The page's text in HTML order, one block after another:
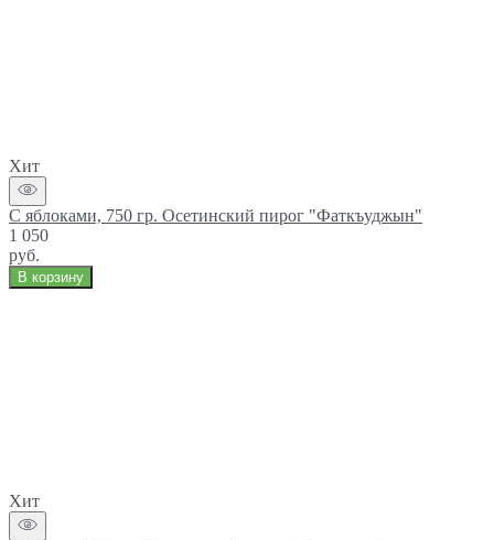
Хит
С яблоками, 750 гр. Осетинский пирог "Фаткъуджын"
1 050
руб.
В корзину
Хит